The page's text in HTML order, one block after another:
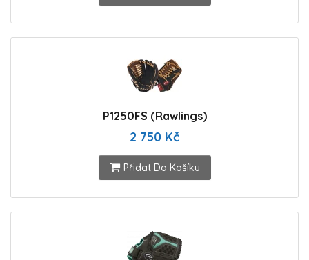
P1250FS (Rawlings)
2 750 Kč
Přidat Do Košíku